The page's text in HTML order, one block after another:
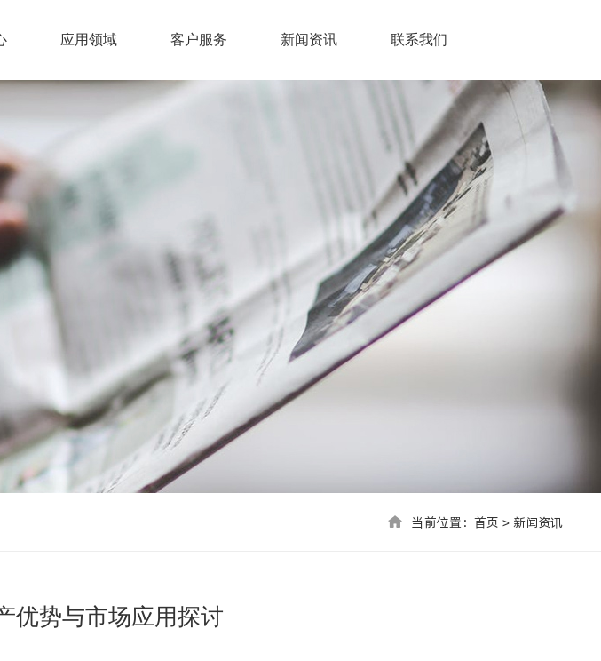
应用领域 客户服务 新闻资讯 联系我们
当前位置：首页 > 联系我们
当前位置： 首页 > 新闻资讯
优势与市场应用探讨